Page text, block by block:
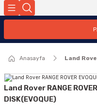
Anasayfa Land
Land Rover RANGE
DISK(EVOQUE)